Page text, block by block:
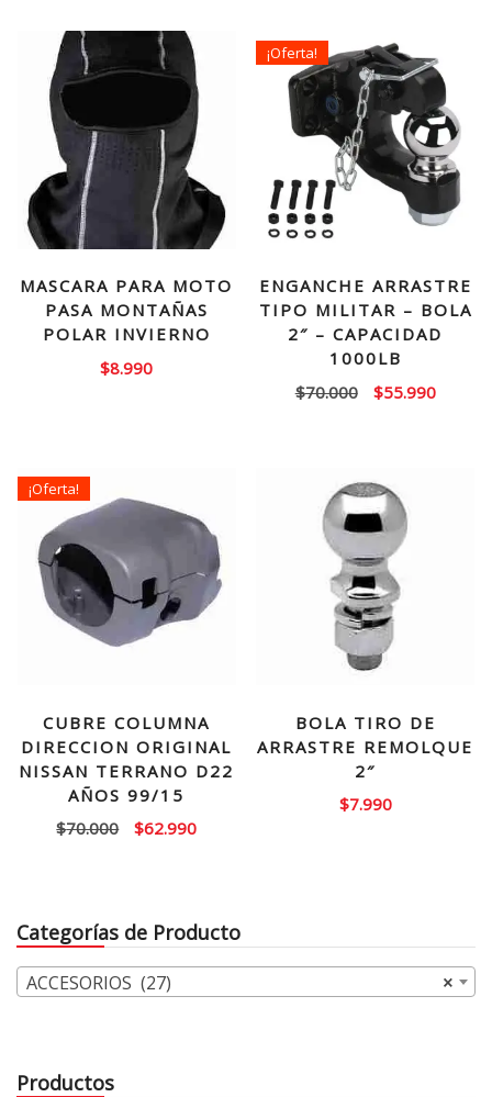
MASCARA PARA MOTO
PASA MONTAÑAS
POLAR INVIERNO
$8.990
¡Oferta!
ENGANCHE ARRASTRE
TIPO MILITAR – BOLA
2″ – CAPACIDAD
1000LB
$70.000
El
$70.000.
$55.990El
¡Oferta!
CUBRE COLUMNA
DIRECCION ORIGINAL
NISSAN TERRANO D22
AÑOS 99/15
$70.000
El
$70.000.
$62.990El
$62.990.
BOLA TIRO DE
ARRASTRE REMOLQUE
2″
$7.990
Categorías de Producto
×
ACCESORIOS (27)
Productos